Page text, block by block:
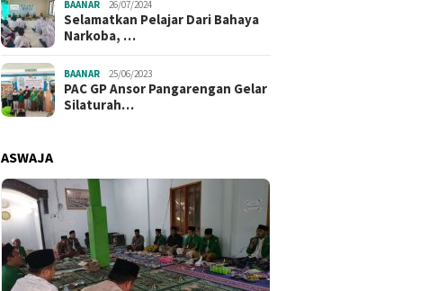
BAANAR 26/07/2024
Selamatkan Pelajar Dari Bahaya
Narkoba, …
BAANAR 25/06/2023
PAC GP Ansor Pangarengan Gelar
Silaturah…
ASWAJA